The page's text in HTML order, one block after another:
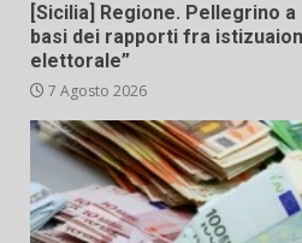
[Sicilia] Regione. Pellegrino a
basi dei rapporti fra
elettorale”
7 Agosto 2026